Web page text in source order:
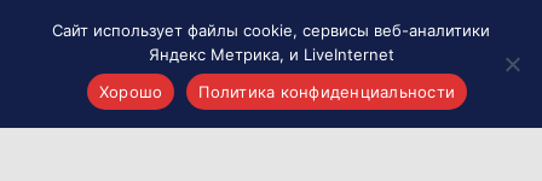
Сайт использует файлы cookie, сервисы веб-аналитики
Яндекс Метрика, и LiveInternet
Хорошо
Политика конфиденциальности